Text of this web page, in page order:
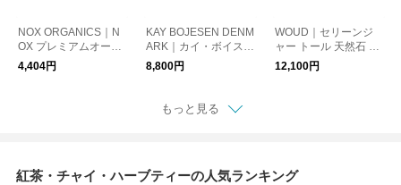
NOX ORGANICS｜N
OX プレミアムオーガ
ニック チョコレート
ミックス 30粒
4,404円
KAY BOJESEN DENM
ARK｜カイ・ボイスン
バード シルバーメタ
ル キーチェーン ナチ
ルダー 鳥
8,800円
WOUD｜セリーンジ
ャー トール 天然石 小
物入れ オブジェ 置物
収納
12,100円
もっと見る
紅茶・チャイ・ハーブティーの人気ランキング